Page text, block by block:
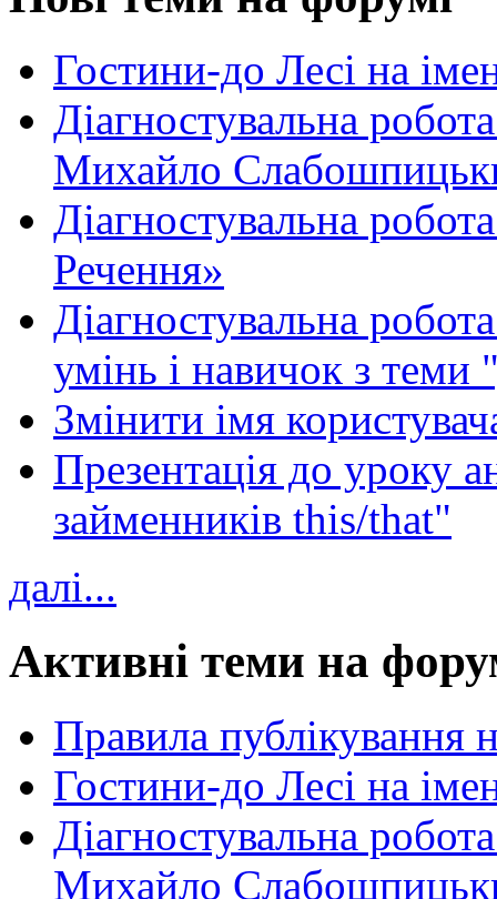
Гостини-до Лесі на
Діагностувальна
Михайло
Діагностувальна
Речення»
Діагностувальна
умінь і навичок з теми
Змінити імя
Презентація до уроку
займенників this/that"
далі...
Активні теми на
Правила публікування
Гостини-до Лесі на
Діагностувальна
Михайло